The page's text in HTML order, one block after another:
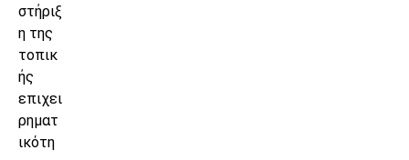
στήριξ
η της
τοπικ
ής
επιχει
ρηματ
ικότη